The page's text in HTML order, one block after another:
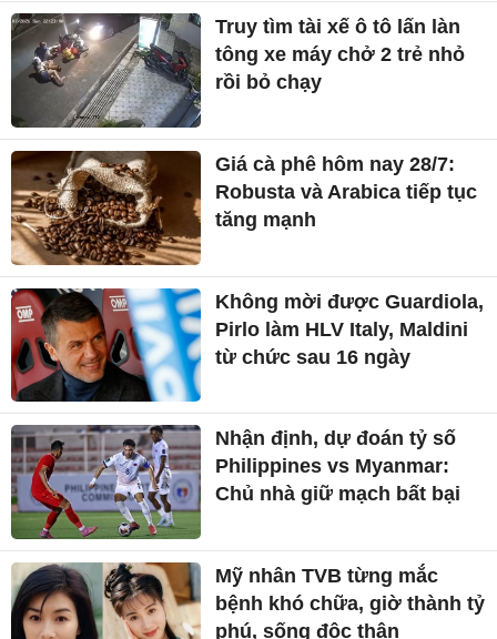
Truy tìm tài xế ô tô lấn làn
tông xe máy chở 2 trẻ nhỏ
rồi bỏ chạy
Giá cà phê hôm nay 28/7:
Robusta và Arabica tiếp tục
tăng mạnh
Không mời được Guardiola,
Pirlo làm HLV Italy, Maldini
từ chức sau 16 ngày
Nhận định, dự đoán tỷ số
Philippines vs Myanmar:
Chủ nhà giữ mạch bất bại
Mỹ nhân TVB từng mắc
bệnh khó chữa, giờ thành tỷ
phú, sống độc thân